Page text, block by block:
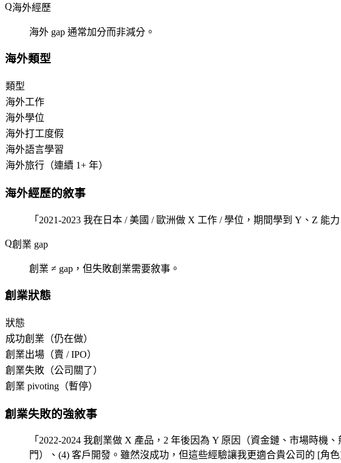
海外經歷
海外 gap 通常加分而非減分。
海外類型
類型
海外工作
海外學位
海外打工度假
海外語言學習
海外旅行（連續 1+ 年）
海外經歷的敘事
「2021-2023 我在日本 / 美國 / 歐洲做 X 工作 / 學位，期間學到 Y、Z
創業 gap
創業 ≠ gap，但失敗創業需要敘事。
創業狀態
狀態
成功創業（仍在做）
創業出場（賣 / IPO）
創業失敗（公司關了）
創業 pivoting（暫停）
創業失敗的強敘事
「2022-2024 我創業做 X 產品，2 年後因為 Y 原因（資金鏈、市場時
門）、(4) 客戶開發。雖然沒成功，但這些經驗讓我更適合貴公司的 [角色]